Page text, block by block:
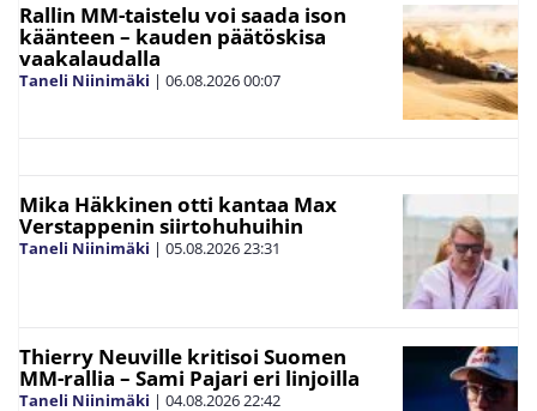
Rallin MM-taistelu voi saada ison
käänteen – kauden päätöskisa
vaakalaudalla
Taneli Niinimäki | 06.08.202600:07
Mika Häkkinen otti kantaa Max
Verstappenin siirtohuhuihin
Taneli Niinimäki | 05.08.202623:31
Thierry Neuville kritisoi Suomen
MM-rallia – Sami Pajari eri linjoilla
Taneli Niinimäki | 04.08.202622:42